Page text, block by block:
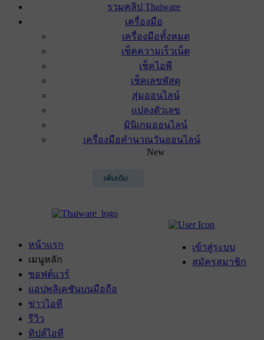
รวมคลิป Thaiware
เครื่องมือ
เครื่องมือทั้งหมด
เช็คความเร็วเน็ต
เช็คไอพี
เช็คเลขพัสดุ
สุ่มออนไลน์
แปลงตัวเลข
มินิเกมออนไลน์
เครื่องมือคำนวณวันออนไลน์
New
เพิ่มเติม
เข้าสู่ระบบ
สมัครสมาชิก
หน้าแรก
เมนูหลัก
ซอฟต์แวร์
แอปพลิเคชันบนมือถือ
ข่าวไอที
รีวิว
ทิปส์ไอที